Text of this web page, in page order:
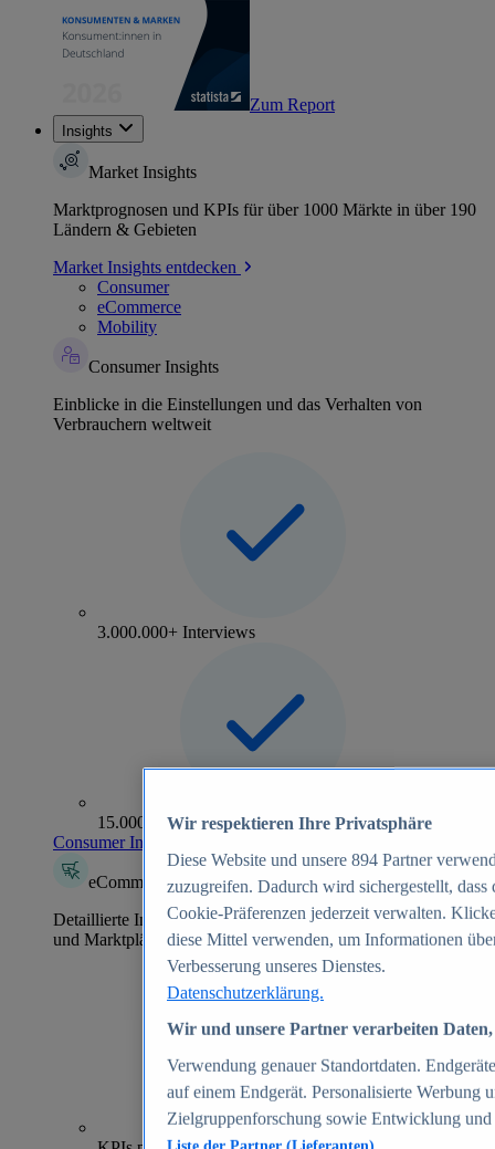
Zum Report
Insights
Market Insights
Marktprognosen und KPIs für über 1000 Märkte in über 190
Ländern & Gebieten
Market Insights entdecken
Consumer
eCommerce
Mobility
Consumer Insights
Einblicke in die Einstellungen und das Verhalten von
Verbrauchern weltweit
3.000.000+ Interviews
15.000+ Marken
Consumer Insights entdecken
eCommerce Insights
Detaillierte Informationen zu mehr als 39.000 Online-Shops
und Marktplätzen
70+
Wir respektieren Ihre Privatsphäre
Diese Website und unsere 894 Partner
zuzugreifen. Dadurch wird sichergestellt,
Cookie-Präferenzen jederzeit verwalten.
diese Mittel verwenden, um Informationen
Verbesserung unseres Dienstes.
Datenschutzerklärung.
Wir und unsere Partner verarbeiten
Verwendung genauer Standortdaten.
auf einem Endgerät. Personalisierte Werbung
Zielgruppenforschung sowie Entwicklung